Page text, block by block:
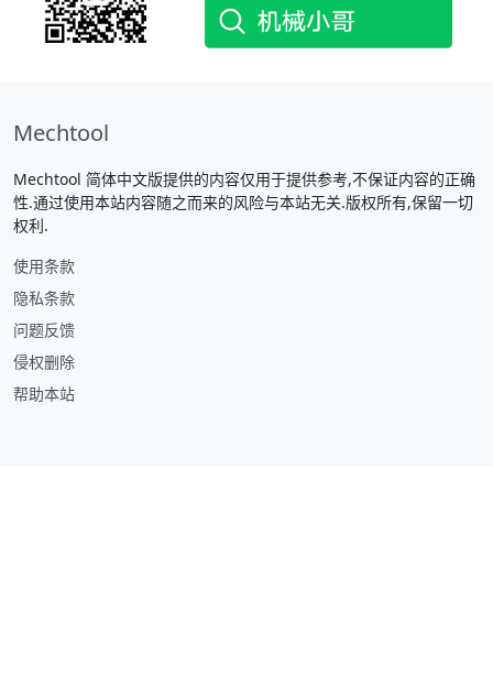
Mechtool
Mechtool 简体中文版提供的内容仅用于提供参考,不保证内容的正确
性.通过使用本站内容随之而来的风险与本站无关.版权所有,保留一切
权利.
使用条款
隐私条款
问题反馈
侵权删除
帮助本站